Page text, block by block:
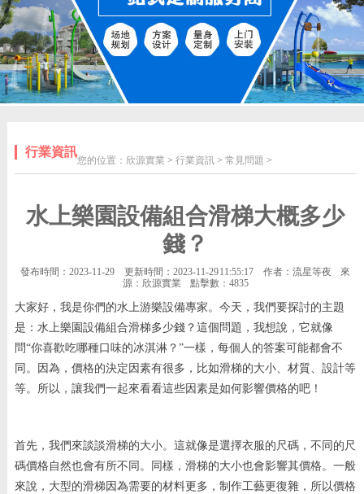
行業資訊
您的位置： 欣源實業 > 行業資訊> 常見問題 >
水上樂園設備組合滑梯大概多少
錢？
發布時間：2023-11-29 更新時間：2023-11-29 11:55:17 作者：流星等夜
來
源：欣源實業
點擊數：4835
大家好，我是你們的水上游樂設備專家。今天，我們要探討的主題
是：水上樂園設備組合滑梯多少錢？這個問題，我想說，它就像
問“你喜歡吃哪種口味的冰淇淋？”一樣，每個人的答案可能都會不
同。因為，價格的決定因素有很多，比如滑梯的大小、材質、設計等
等。所以，讓我們一起來看看這些因素是如何影響價格的吧！
首先，我們來談談滑梯的大小。這就像是選擇衣服的尺碼，不同的尺
碼價格自然也會有所不同。同樣，滑梯的大小也會影響其價格。一般
來說，大型的滑梯因為需要的材料更多，制作工藝更復雜，所以價格